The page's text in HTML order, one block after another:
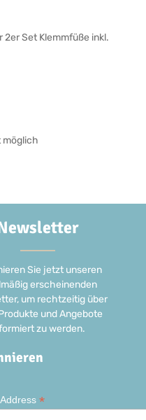
2er Set Klemmfüße inkl.
möglich
Sie jetzt unseren
erscheinenden
um rechtzeitig über
und Angebote
zu werden.
*